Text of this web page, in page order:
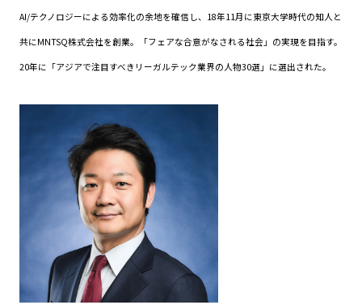
AI/テクノロジーによる効率化の余地を確信し、18年11月に東京大学時代の知人と
共にMNTSQ株式会社を創業。「フェアな合意がなされる社会」の実現を目指す。
20年に「アジアで注目すべきリーガルテック業界の人物30選」に選出された。